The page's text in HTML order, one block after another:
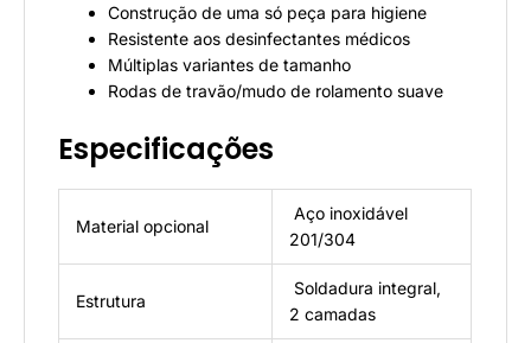
Construção de uma só peça para higiene
Resistente aos desinfectantes médicos
Múltiplas variantes de tamanho
Rodas de travão/mudo de rolamento suave
Especificações
Material opcional
Aço inoxidável
201/304
Estrutura
Soldadura integral,
2 camadas